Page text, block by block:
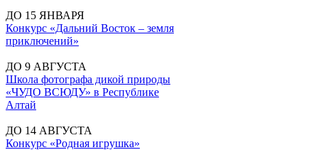
ДО 15 ЯНВАРЯ
Конкурс «Дальний Восток – земля
приключений»
ДО 9 АВГУСТА
Школа фотографа дикой природы
«ЧУДО ВСЮДУ» в Республике
Алтай
ДО 14 АВГУСТА
Конкурс «Родная игрушка»